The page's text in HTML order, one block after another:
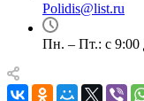
Polidis@list.ru
Пн. – Пт.: с 9:00